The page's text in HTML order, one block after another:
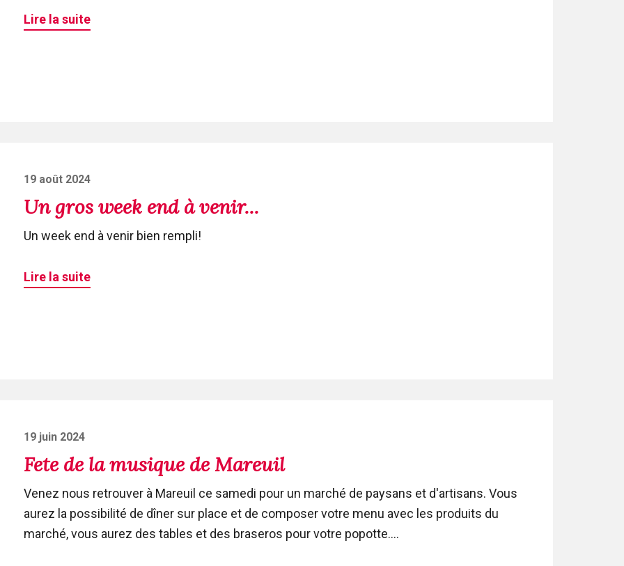
Lire la suite
Posted
on
19 août 2024
Un gros week end à venir...
Un week end à venir bien rempli!
Lire la suite
Posted
on
19 juin 2024
Fete de la musique de Mareuil
Venez nous retrouver à Mareuil ce samedi pour un marché de paysans et d'artisans. Vous
aurez la possibilité de dîner sur place et de composer votre menu avec les produits du
marché, vous aurez des tables et des braseros pour votre popotte....